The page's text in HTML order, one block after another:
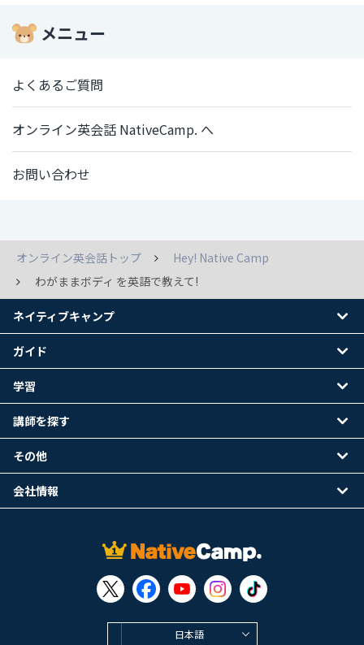
メニュー
よくあるご質問
オンライン英会話 NativeCamp. へ
お問い合わせ
オンライン英会話トップ
Hey! Native Camp
わがままボディ を英語で教えて!
日本語
ネイティブキャンプ
ガイド
学習
講師を探す
その他
会社情報